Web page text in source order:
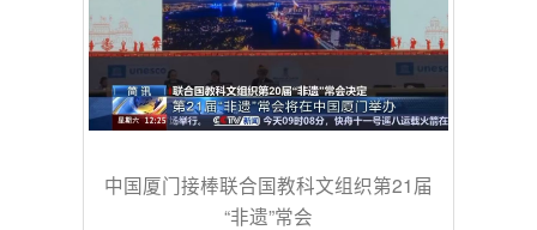
中国厦门接棒联合国教科文组织第21届
“非遗”常会